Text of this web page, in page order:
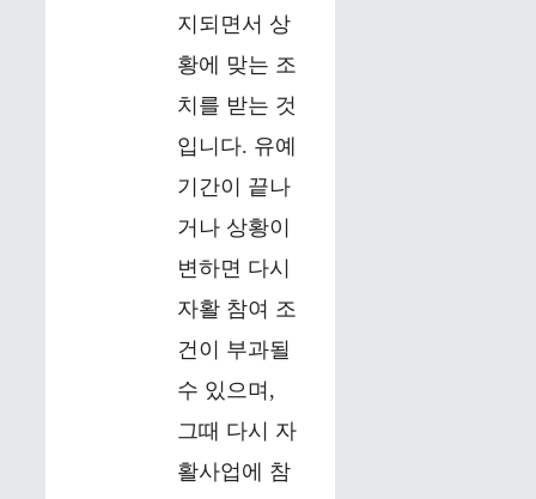
지되면서 상
황에 맞는 조
치를 받는 것
입니다. 유예
기간이 끝나
거나 상황이
변하면 다시
자활 참여 조
건이 부과될
수 있으며,
그때 다시 자
활사업에 참